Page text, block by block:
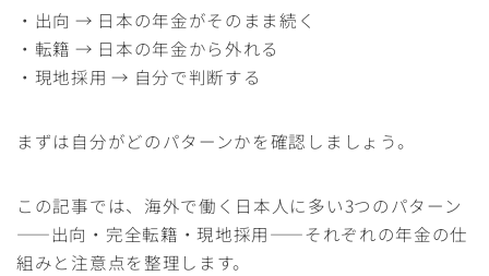
・出向 → 日本の年金がそのまま続く
・転籍 → 日本の年金から外れる
・現地採用 → 自分で判断する
まずは自分がどのパターンかを確認しましょう。
この記事では、海外で働く日本人に多い3つのパターン
――出向・完全転籍・現地採用――それぞれの年金の仕
組みと注意点を整理します。